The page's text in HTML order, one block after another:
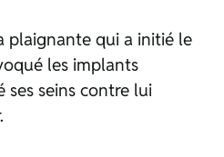
plaignante qui a initié le
les implants
ses seins contre lui